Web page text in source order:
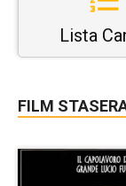
Lista
FILM